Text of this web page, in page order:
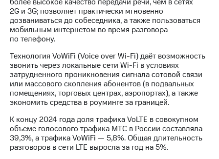
Новости
в
регионе
и акционерам
Корпоративное
управление
Корпоративный
секретарь
Раскрытие
информации
Информация
акционерам
Документы
2G и 3G; позволяет практически мгновенно
дозваниваться до собеседника, а также пользоваться
мобильным интернетом во время разговора
по телефону.
Технология VoWiFi (Voice over Wi-Fi) даёт возможность
звонить через локальные сети Wi-Fi в условиях
затрудненного проникновения сигнала сотовой связи
или массового скопления абонентов (в подвальных
помещениях, торговых центрах, аэропортах), а также
экономить средства в роуминге за границей.
К концу 2024 года доля трафика VoLTE в совокупном
объеме голосового трафика МТС в России составляла
39,3%, а трафика VoWiFi — 5,8%. Общая длительность
разговоров в сети LTE выросла за год на 5%.